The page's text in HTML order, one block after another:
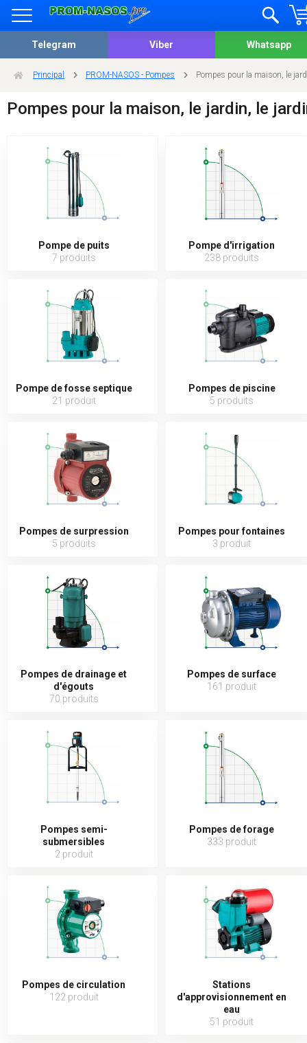
Telegram Viber Whatsapp
Principal PROM-NASOS - Pompes Pompes pour la maison, le
Pompes pour la maison, le jardin, le
Pompe de puits
7 produits
Pompe d'irrigation
238 produits
Pompe de fosse septique
21 produit
Pompes de piscine
5 produits
Pompes de surpression
5 produits
Pompes pour fontaines
3 produit
Pompes de drainage et
d'égouts
70 produits
Pompes de surface
161 produit
Pompes semi-
submersibles
2 produit
Pompes de forage
333 produit
Pompes de circulation
122 produit
Stations
d'approvisionnement en
eau
51 produit